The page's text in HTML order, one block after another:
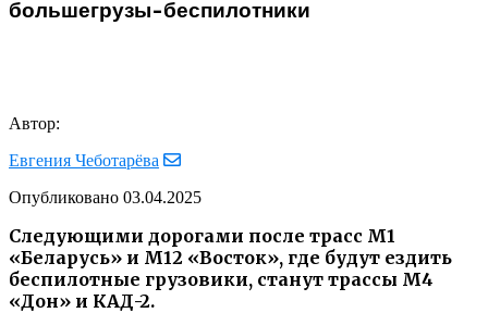
большегрузы-беспилотники
Автор:
Евгения Чеботарёва
Опубликовано 03.04.2025
Следующими дорогами после трасс М1
«Беларусь» и М12 «Восток», где будут ездить
беспилотные грузовики, станут трассы М4
«Дон» и КАД-2.